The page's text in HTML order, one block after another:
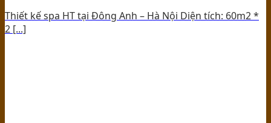
Thiết kế spa HT tại Đông Anh – Hà Nội Diện tích: 60m2 *
2 [...]